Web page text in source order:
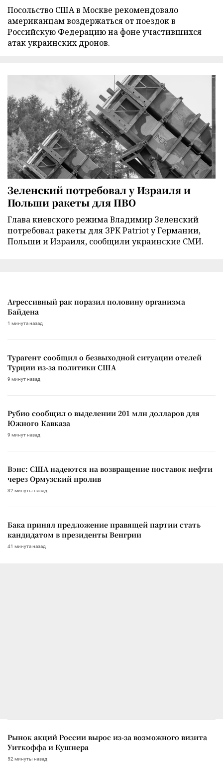
Посольство США в Москве рекомендовало
американцам воздержаться от поездок в
Российскую Федерацию на фоне участившихся
атак украинских дронов.
Зеленский потребовал у Израиля и
Польши ракеты для ПВО
Глава киевского режима Владимир Зеленский
потребовал ракеты для ЗРК Patriot у Германии,
Польши и Израиля, сообщили украинские СМИ.
Агрессивный рак поразил половину организма
Байдена
1 минута назад
Турагент сообщил о безвыходной ситуации отелей
Турции из-за политики США
9 минут назад
Рубио сообщил о выделении 201 млн долларов для
Южного Кавказа
9 минут назад
Вэнс: США надеются на возвращение поставок нефти
через Ормузский пролив
32 минуты назад
Бака принял предложение правящей партии стать
кандидатом в президенты Венгрии
41 минута назад
Рынок акций России вырос из-за возможного визита
Уиткоффа и Кушнера
52 минуты назад